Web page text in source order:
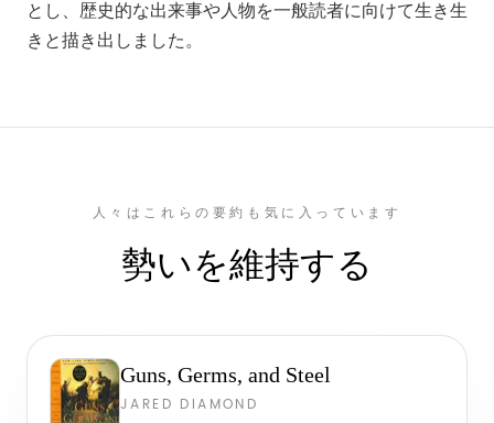
とし、歴史的な出来事や人物を一般読者に向けて生き生
きと描き出しました。
人々はこれらの要約も気に入っています
勢いを維持する
Guns, Germs, and Steel
JARED DIAMOND